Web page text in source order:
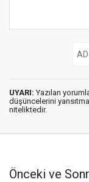
UYARI: Yazılan
düşüncelerini
niteliktedir.
Önceki ve